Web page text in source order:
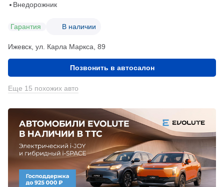
Внедорожник
Гарантия В наличии
Ижевск, ул. Карла Маркса, 89
Позвонить в автосалон
Еще 15 похожих авто